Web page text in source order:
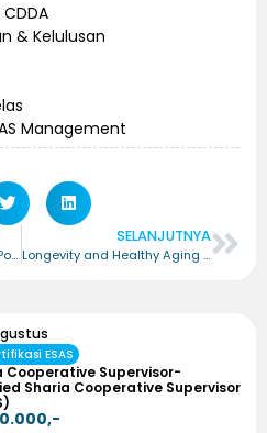
& Kelulusan
Management
Positif Behavior – Certified Positif Behavior (CPB)
SELANJUTNYA
Longevity and Healthy Aging in Medical Sciences – Certified Longevity and Healthy Aging in Medical Sciences (CLHA.MSc)
ESAS
Cooperative Supervisor-
Sharia Cooperative Supervisor